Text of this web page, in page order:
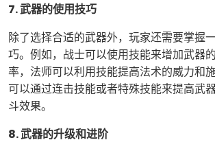
7. 武器的使用技巧
除了选择合适的武器外，玩家还需要掌握
巧。例如，战士可以使用技能来增加武器
率，法师可以利用技能提高法术的威力和
可以通过连击技能或者特殊技能来提高武
斗效果。
8. 武器的升级和进阶